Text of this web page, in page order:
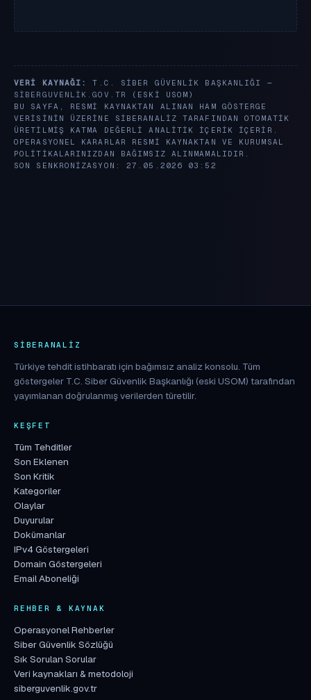
VERI KAYNAĞI:
T.C. SIBER GÜVENLIK BAŞKANLIĞI —
SIBERGUVENLIK.GOV.TR
(ESKI USOM)
BU SAYFA, RESMI KAYNAKTAN ALINAN HAM GÖSTERGE
VERISININ ÜZERINE SIBERANALIZ TARAFINDAN OTOMATIK
ÜRETILMIŞ KATMA DEĞERLI ANALITIK IÇERIK IÇERIR.
OPERASYONEL KARARLAR RESMI KAYNAKTAN VE KURUMSAL
POLITIKALARINIZDAN BAĞIMSIZ ALINMAMALIDIR.
SON SENKRONIZASYON: 27.05.2026 03:52
SIBERANALIZ
Türkiye tehdit istihbaratı için bağımsız analiz konsolu. Tüm
göstergeler T.C. Siber Güvenlik Başkanlığı (eski USOM) tarafından
yayımlanan doğrulanmış verilerden türetilir.
KEŞFET
Tüm Tehditler
Son Eklenen
Son Kritik
Kategoriler
Olaylar
Duyurular
Dokümanlar
IPv4 Göstergeleri
Domain Göstergeleri
Email Aboneliği
REHBER & KAYNAK
Operasyonel Rehberler
Siber Güvenlik Sözlüğü
Sık Sorulan Sorular
Veri kaynakları & metodoloji
siberguvenlik.gov.tr